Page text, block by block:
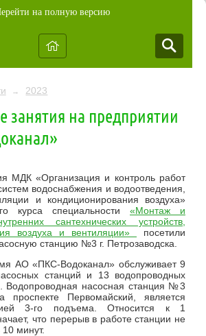
на полную версию
→ 2023
занятия на предприятии
МДК «Организация и контроль работ
водоснабжения и водоотведения,
и кондиционирования воздуха»
курса специальности «Монтаж и
сантехнических устройств,
воздуха и вентиляции»
посетили
станцию №3 г. Петрозаводска.
АО «ПКС-Водоканал» обслуживает 9
станций и 13 водопроводных
Водопроводная насосная станция №3
проспекте Первомайский, является
3-го подъема. Относится к 1
что перерыв в работе станции не
минут.